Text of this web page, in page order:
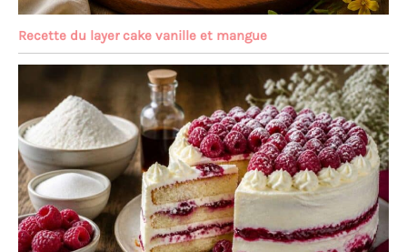
Recette du layer cake vanille et mangue